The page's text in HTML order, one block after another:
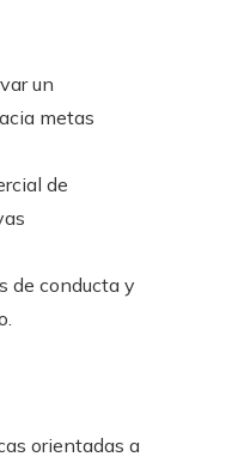
un
metas
de
de conducta y
orientadas a